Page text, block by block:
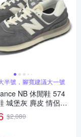
半號，腳寬建議大一號
NB 休閒鞋 574
城堡灰 麂皮 情侶鞋
U574LGGG-D
$2,080